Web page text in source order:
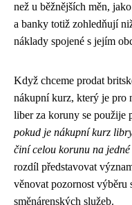
než u běžnějších měn,
a banky totiž zohledňují
náklady spojené s jejím
Když chceme prodat
nákupní kurz, který je pro
liber za koruny se použije
pokud je nákupní kurz
činí celou korunu na
rozdíl představovat
věnovat pozornost výběru
směnárenských služeb.